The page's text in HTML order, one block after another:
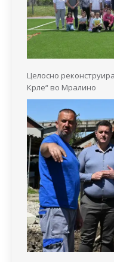
Целосно
Крле“ во Мралино